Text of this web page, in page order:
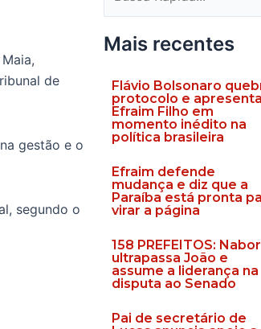
de
gestão e o
segundo o
Mais recentes
Flávio Bolsonaro
protocolo e apresenta
Efraim Filho em
momento inédito na
política brasileira
Efraim defende
mudança e diz que a
Paraíba está pronta
virar a página
158 PREFEITOS: Nabor
ultrapassa João e
assume a liderança na
disputa ao Senado
Pai de secretário de